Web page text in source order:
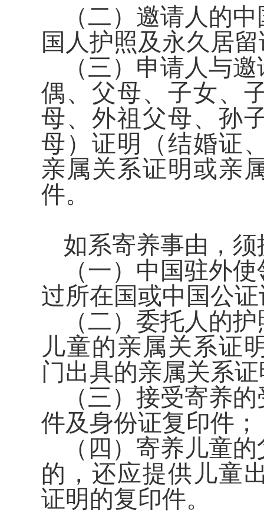
（二）邀请人的
国人护照及永久居
（三）申请人与
偶、父母、子女、
母、外祖父母、孙
母）证明（结婚证
亲属关系证明或亲
件。
如系寄养事由，须
（一）中国驻外
过所在国或中国公
（二）委托人的
儿童的亲属关系证
门出具的亲属关系
（三）接受寄养
件及身份证复印件；
（四）寄养儿童
的，还应提供儿童
证明的复印件。